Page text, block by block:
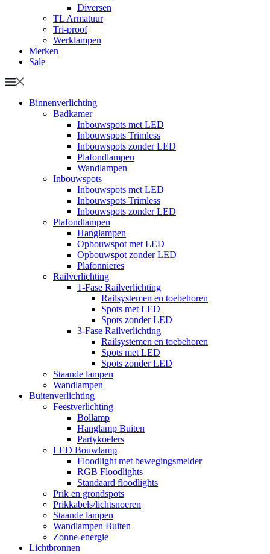
Diversen
TL Armatuur
Tri-proof
Werklampen
Merken
Sale
Binnenverlichting
Badkamer
Inbouwspots met LED
Inbouwspots Trimless
Inbouwspots zonder LED
Plafondlampen
Wandlampen
Inbouwspots
Inbouwspots met LED
Inbouwspots Trimless
Inbouwspots zonder LED
Plafondlampen
Hanglampen
Opbouwspot met LED
Opbouwspot zonder LED
Plafonnieres
Railverlichting
1-Fase Railverlichting
Railsystemen en toebehoren
Spots met LED
Spots zonder LED
3-Fase Railverlichting
Railsystemen en toebehoren
Spots met LED
Spots zonder LED
Staande lampen
Wandlampen
Buitenverlichting
Feestverlichting
Bollamp
Hanglamp Buiten
Partykoelers
LED Bouwlamp
Floodlight met bewegingsmelder
RGB Floodlights
Standaard floodlights
Prik en grondspots
Prikkabels/lichtsnoeren
Staande lampen
Wandlampen Buiten
Zonne-energie
Lichtbronnen